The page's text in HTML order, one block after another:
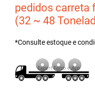
pedidos carreta
(32 ~ 48
*Consulte estoque e